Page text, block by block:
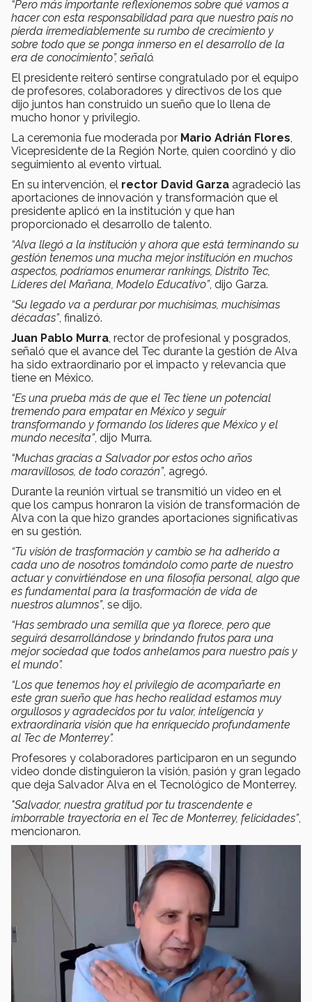
“Pero más importante reflexionemos sobre qué vamos a
hacer con esta responsabilidad para que nuestro país no
pierda irremediablemente su rumbo de crecimiento y
sobre todo que se ponga inmerso en el desarrollo de la
era de conocimiento”, señaló.
El presidente reiteró sentirse congratulado por el equipo
de profesores, colaboradores y directivos de los que
dijo juntos han construido un sueño que lo llena de
mucho honor y privilegio.
La ceremonia fue moderada por Mario Adrián Flores,
Vicepresidente de la Región Norte, quien coordinó y dio
seguimiento al evento virtual.
En su intervención, el rector David Garza agradeció las
aportaciones de innovación y transformación que el
presidente aplicó en la institución y que han
proporcionado el desarrollo de talento.
“Alva llegó a la institución y ahora que está terminando su
gestión tenemos una mucha mejor institución en muchos
aspectos, podríamos enumerar rankings, Distrito Tec,
Líderes del Mañana, Modelo Educativo”, dijo Garza.
“Su legado va a perdurar por muchísimas, muchísimas
décadas”, finalizó.
Juan Pablo Murra, rector de profesional y posgrados,
señaló que el avance del Tec durante la gestión de Alva
ha sido extraordinario por el impacto y relevancia que
tiene en México.
“Es una prueba más de que el Tec tiene un potencial
tremendo para empatar en México y seguir
transformando y formando los líderes que México y el
mundo necesita”, dijo Murra.
“Muchas gracias a Salvador por estos ocho años
maravillosos, de todo corazón”, agregó.
Durante la reunión virtual se transmitió un video en el
que los campus honraron la visión de transformación de
Alva con la que hizo grandes aportaciones significativas
en su gestión.
“Tu visión de trasformación y cambio se ha adherido a
cada uno de nosotros tomándolo como parte de nuestro
actuar y convirtiéndose en una filosofía personal, algo que
es fundamental para la trasformación de vida de
nuestros alumnos”, se dijo.
“Has sembrado una semilla que ya florece, pero que
seguirá desarrollándose y brindando frutos para una
mejor sociedad que todos anhelamos para nuestro país y
el mundo”.
“Los que tenemos hoy el privilegio de acompañarte en
este gran sueño que has hecho realidad estamos muy
orgullosos y agradecidos por tu valor, inteligencia y
extraordinaria visión que ha enriquecido profundamente
al Tec de Monterrey”.
Profesores y colaboradores participaron en un segundo
video donde distinguieron la visión, pasión y gran legado
que deja Salvador Alva en el Tecnológico de Monterrey.
"Salvador, nuestra gratitud por tu trascendente e
imborrable trayectoria en el Tec de Monterrey, felicidades”,
mencionaron.